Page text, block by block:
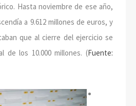
Hasta noviembre de ese año,
a 9.612 millones de euros, y
que al cierre del ejercicio se
de los 10.000 millones. (Fuente: